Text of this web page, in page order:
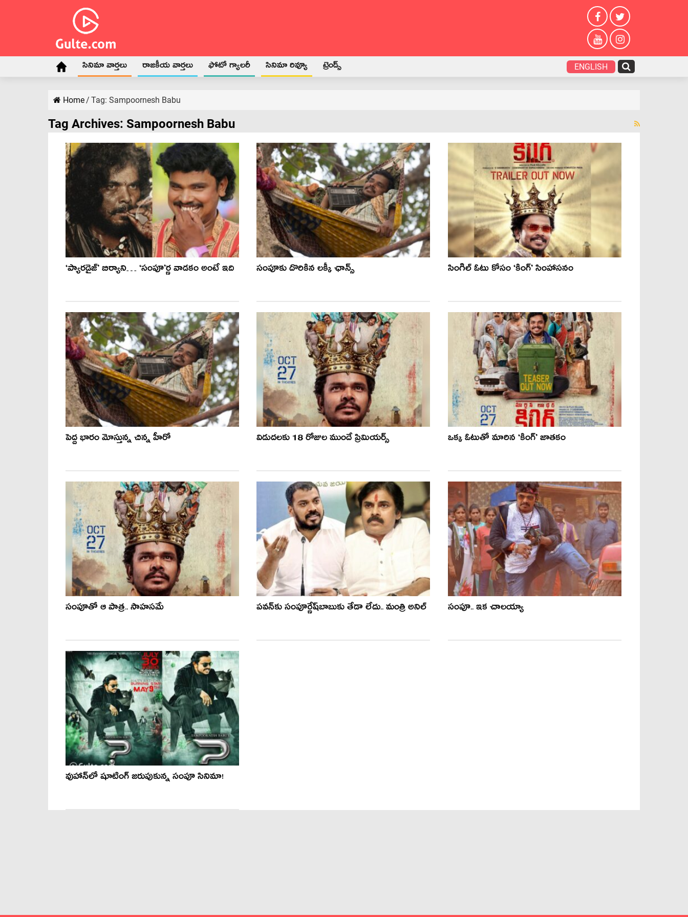
సినిమా వార్తలు రాజకీయ వార్తలు ఫోటో గ్యాలరీ సినిమా రివ్యూ ట్రెండ్స్ ENGLISH
Home/ Tag: Sampoornesh Babu
Tag Archives: Sampoornesh Babu
‘ప్యారడైజ్’ బిర్యాని… ‘సంపూ’ర్ణ వాడకం అంటే ఇది సంపూకు దొరికిన లక్కీ ఛాన్స్ సింగిల్ ఓటు కోసం ‘కింగ్’ సింహాసనం
పెద్ద భారం మోస్తున్న చిన్న హీరో విడుదలకు 18 రోజుల ముందే ప్రిమియర్స్ ఒక్క ఓటుతో మారిన ‘కింగ్’ జాతకం
సంపూతో ఆ పాత్ర.. సాహసమే ప‌వ‌న్‌కు సంపూర్ణేష్‌బాబుకు తేడా లేదు.. మంత్రి అనిల్ సంపూ.. ఇక చాలయ్యా
వుహాన్‌లో షూటింగ్ జరుపుకున్న సంపూ సినిమా!